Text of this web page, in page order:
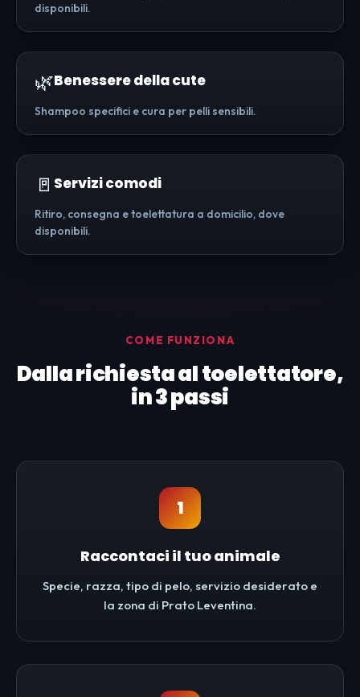
disponibili.
🌿Benessere della cute
Shampoo specifici e cura per pelli sensibili.
🚪 Servizi comodi
Ritiro, consegna e toelettatura a domicilio, dove
disponibili.
COME FUNZIONA
Dalla richiesta al toelettatore,
in 3 passi
1
Raccontaci il tuo animale
Specie, razza, tipo di pelo, servizio desiderato e
la zona di Prato Leventina.